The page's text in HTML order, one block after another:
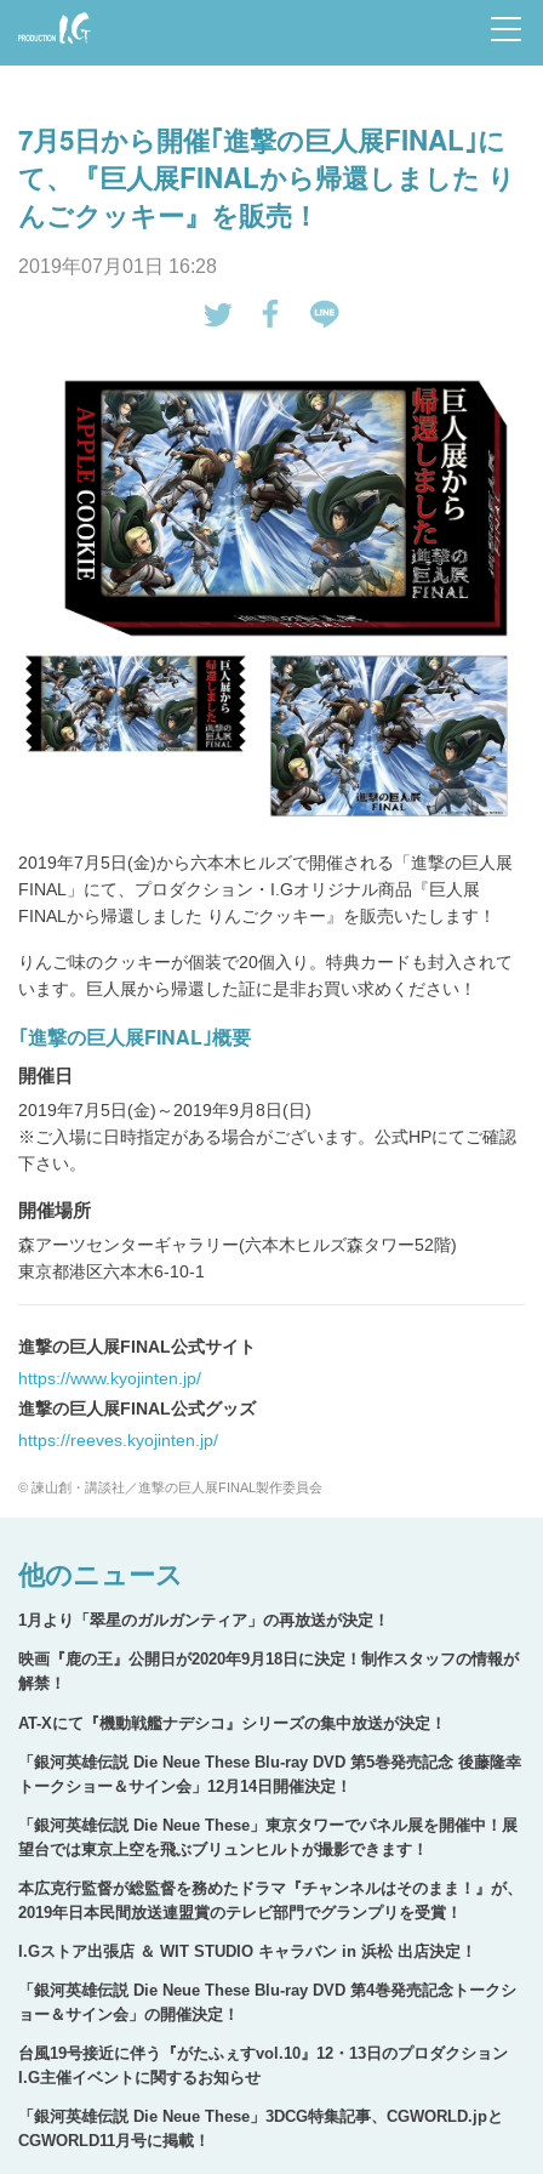
Prod
n I.G
7月5日から開催｢進撃の巨人展FINAL｣に
て、『巨人展FINALから帰還しました り
んごクッキー』を販売！
2019年07月01日 16:28
す
る
bo
ok
で
シ
ェ
ア
す
で
送
る
2019年7月5日(金)から六本木ヒルズで開催される「進撃の巨人展
FINAL」にて、プロダクション・I.Gオリジナル商品『巨人展
FINALから帰還しました りんごクッキー』を販売いたします！
りんご味のクッキーが個装で20個入り。特典カードも封入されて
います。巨人展から帰還した証に是非お買い求めください！
｢進撃の巨人展FINAL｣概要
開催日
2019年7月5日(金)～2019年9月8日(日)
※ご入場に日時指定がある場合がございます。公式HPにてご確認
下さい。
開催場所
森アーツセンターギャラリー(六本木ヒルズ森タワー52階)
東京都港区六本木6-10-1
進撃の巨人展FINAL公式サイト
https://www.kyojinten.jp/
進撃の巨人展FINAL公式グッズ
https://reeves.kyojinten.jp/
© 諫山創・講談社／進撃の巨人展FINAL製作委員会
他のニュース
1月より「翠星のガルガンティア」の再放送が決定！
映画『鹿の王』公開日が2020年9月18日に決定！制作スタッフの情報が
解禁！
AT-Xにて『機動戦艦ナデシコ』シリーズの集中放送が決定！
「銀河英雄伝説 Die Neue These Blu-ray DVD 第5巻発売記念 後藤隆幸
トークショー＆サイン会」12月14日開催決定！
「銀河英雄伝説 Die Neue These」東京タワーでパネル展を開催中！展
望台では東京上空を飛ぶブリュンヒルトが撮影できます！
本広克行監督が総監督を務めたドラマ『チャンネルはそのまま！』が、
2019年日本民間放送連盟賞のテレビ部門でグランプリを受賞！
I.Gストア出張店 ＆ WIT STUDIO キャラバン in 浜松 出店決定！
「銀河英雄伝説 Die Neue These Blu-ray DVD 第4巻発売記念トークシ
ョー＆サイン会」の開催決定！
台風19号接近に伴う『がたふぇすvol.10』12・13日のプロダクション
I.G主催イベントに関するお知らせ
「銀河英雄伝説 Die Neue These」3DCG特集記事、CGWORLD.jpと
CGWORLD11月号に掲載！